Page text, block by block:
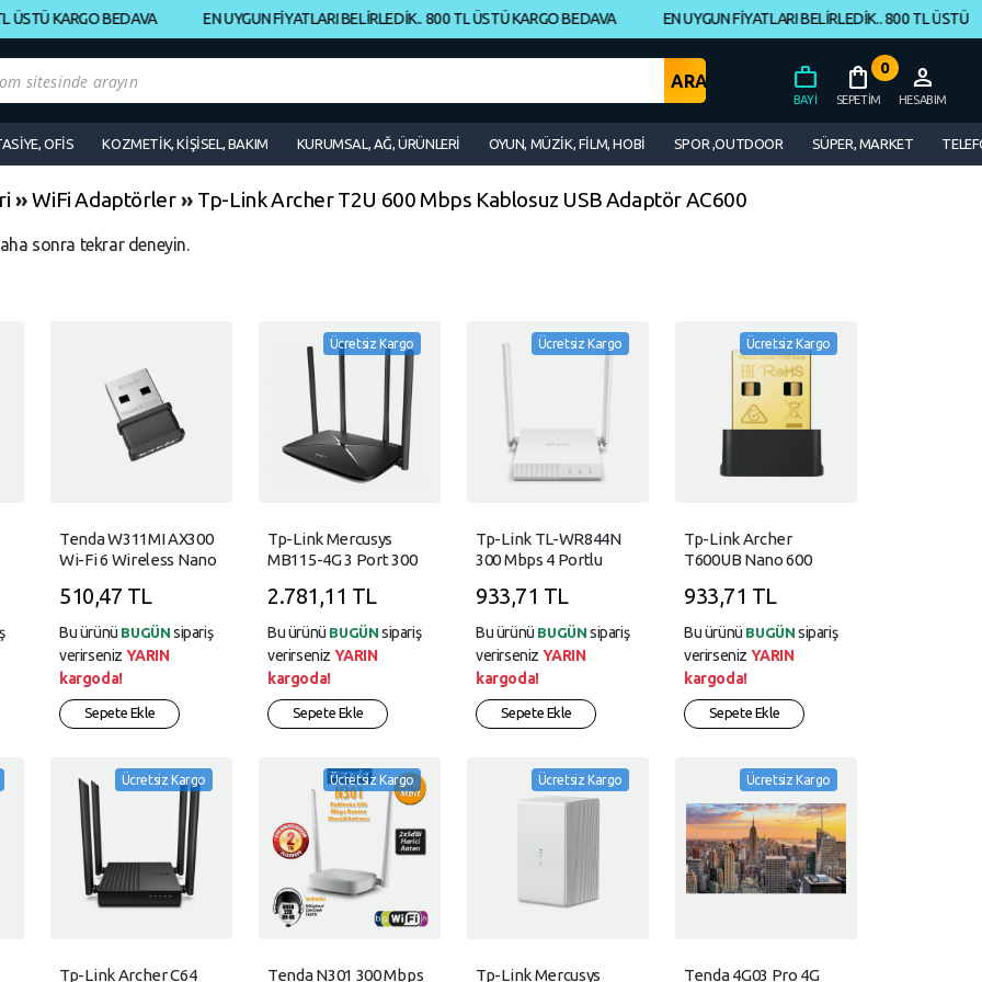
KARGO BEDAVA EN UYGUN FİYATLARI BELİRLEDİK.. 800 TL ÜSTÜ KARGO BEDAVA EN UYGUN FİYATLARI BELİRLEDİK.. 800 TL ÜSTÜ
work
BAYI
shopping_bag 0
SEPETIM
person
HESABIM
OFİS KOZMETİK, KİŞİSEL, BAKIM KURUMSAL, AĞ, ÜRÜNLERİ OYUN, MÜZİK, FİLM, HOBİ SPOR ,OUTDOOR SÜPER, MARKET
»WiFi Adaptörler» Tp-Link Archer T2U 600 Mbps Kablosuz USB Adaptör AC600
sonra tekrar deneyin.
Tenda W311MI AX300
Wi-Fi 6 Wireless Nano
510,47 TL
Bu ürünü BUGÜN sipariş
verirseniz YARIN
kargoda!
Sepete Ekle
Ücretsiz Kargo
Tp-Link Mercusys
MB115-4G 3 Port 300
2.781,11 TL
Bu ürünü BUGÜN sipariş
verirseniz YARIN
kargoda!
Sepete Ekle
Ücretsiz Kargo
Tp-Link TL-WR844N
300 Mbps 4 Portlu
933,71 TL
Bu ürünü BUGÜN sipariş
verirseniz YARIN
kargoda!
Sepete Ekle
Ücretsiz Kargo
Tp-Link Archer
T600UB Nano 600
Bluetooth USB
Adaptör AC600
933,71 TL
Bu ürünü BUGÜN sipariş
verirseniz YARIN
kargoda!
Sepete Ekle
Ücretsiz Kargo
Tp-Link Archer C64
Ücretsiz Kargo
Tenda N301 300 Mbps
Ücretsiz Kargo
Tp-Link Mercusys
Ücretsiz Kargo
Tenda 4G03 Pro 4G